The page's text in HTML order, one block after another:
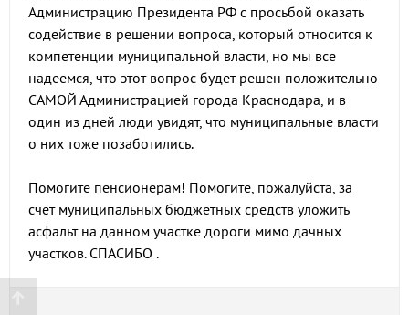
Администрацию Президента РФ с просьбой оказать
содействие в решении вопроса, который относится к
компетенции муниципальной власти, но мы все
надеемся, что этот вопрос будет решен положительно
САМОЙ Администрацией города Краснодара, и в
один из дней люди увидят, что муниципальные власти
о них тоже позаботились.
Помогите пенсионерам! Помогите, пожалуйста, за
счет муниципальных бюджетных средств уложить
асфальт на данном участке дороги мимо дачных
участков. СПАСИБО .